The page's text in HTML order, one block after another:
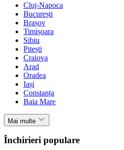
Cluj-Napoca
București
Brașov
Timișoara
Sibiu
Pitești
Craiova
Arad
Oradea
Iași
Constanța
Baia Mare
Mai multe
Închirieri populare